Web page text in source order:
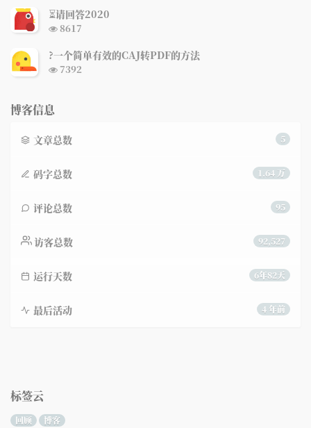
次
数:
⏳请回答2020
浏
次
数:
8617
?一个简单有效的CAJ转PDF的方法
浏
7392
博客信息
5
文章总数
1.64 万
码字总数
95
评论总数
92,527
访客总数
6年82天
运行天数
4 年前
最后活动
标签云
回顾 博客